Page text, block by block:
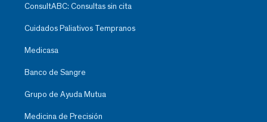
ConsultABC: Consultas sin cita
Cuidados Paliativos Tempranos
Medicasa
Banco de Sangre
Grupo de Ayuda Mutua
Medicina de Precisión